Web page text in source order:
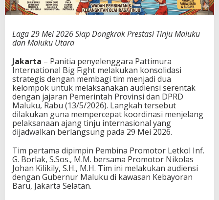
Laga 29 Mei 2026 Siap Dongkrak Prestasi Tinju Maluku
dan Maluku Utara
Jakarta – Panitia penyelenggara Pattimura
International Big Fight melakukan konsolidasi
strategis dengan membagi tim menjadi dua
kelompok untuk melaksanakan audiensi serentak
dengan jajaran Pemerintah Provinsi dan DPRD
Maluku, Rabu (13/5/2026). Langkah tersebut
dilakukan guna mempercepat koordinasi menjelang
pelaksanaan ajang tinju internasional yang
dijadwalkan berlangsung pada 29 Mei 2026.
Tim pertama dipimpin Pembina Promotor Letkol Inf.
G. Borlak, S.Sos., M.M. bersama Promotor Nikolas
Johan Kilikily, S.H., M.H. Tim ini melakukan audiensi
dengan Gubernur Maluku di kawasan Kebayoran
Baru, Jakarta Selatan.